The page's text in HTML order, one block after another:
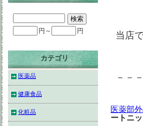
当店
－－
医薬部
ートニ
円～ 円
カテゴリ
医薬品
健康食品
化粧品